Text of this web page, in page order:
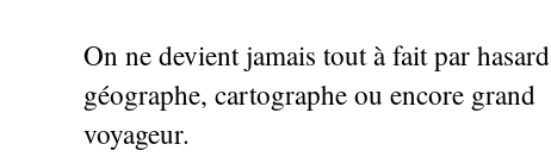
On ne devient jamais tout à fait par hasard
géographe, cartographe ou encore grand
voyageur.